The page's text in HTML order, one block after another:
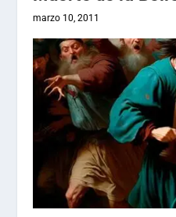
marzo 10, 2011